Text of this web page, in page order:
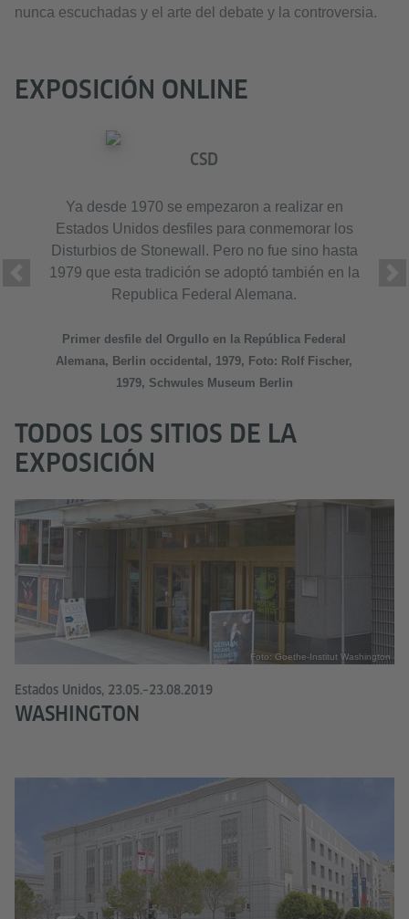
nunca escuchadas y el arte del debate y la controversia.
EXPOSICIÓN ONLINE
CSD
Ya desde 1970 se empezaron a realizar en
Estados Unidos desfiles para conmemorar los
Disturbios de Stonewall. Pero no fue sino hasta
1979 que esta tradición se adoptó también en la
Republica Federal Alemana.
Primer desfile del Orgullo en la República Federal
Alemana, Berlin occidental, 1979, Foto: Rolf Fischer,
1979, Schwules Museum Berlin
Previous Next
TODOS LOS SITIOS DE LA
EXPOSICIÓN
Foto: Goethe-Institut Washington
Estados Unidos, 23.05.–23.08.2019
WASHINGTON